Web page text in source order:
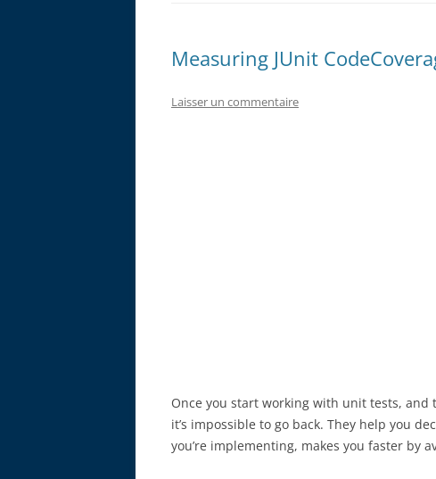
Measuring JUnit
Laisser un commentaire
Once you start working with unit tests,
it’s impossible to go back. They help you
you’re implementing, makes you faster by